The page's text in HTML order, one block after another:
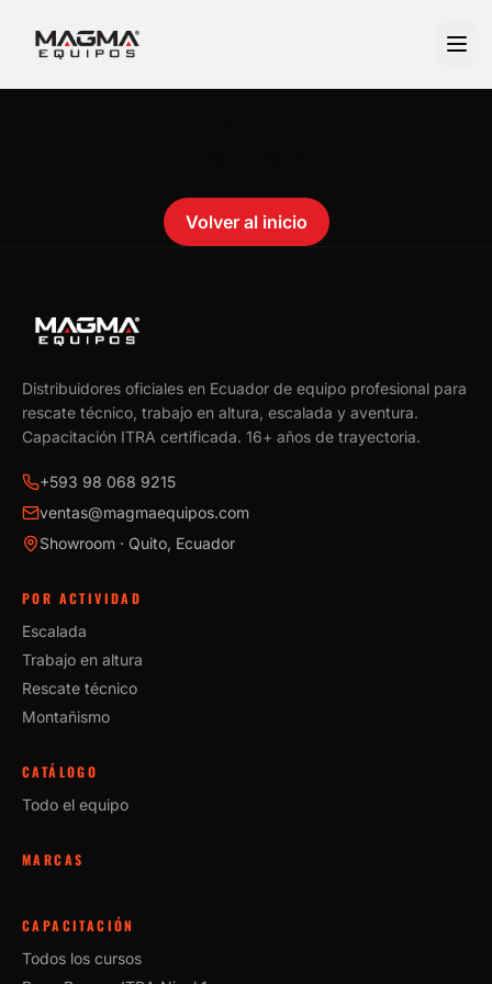
Volver al inicio
Distribuidores oficiales en Ecuador de equipo profesional para
rescate técnico, trabajo en altura, escalada y aventura.
Capacitación ITRA certificada. 16+ años de trayectoria.
+593 98 068 9215
ventas@magmaequipos.com
Showroom · Quito, Ecuador
POR ACTIVIDAD
Escalada
Trabajo en altura
Rescate técnico
Montañismo
CATÁLOGO
Todo el equipo
MARCAS
CAPACITACIÓN
Todos los cursos